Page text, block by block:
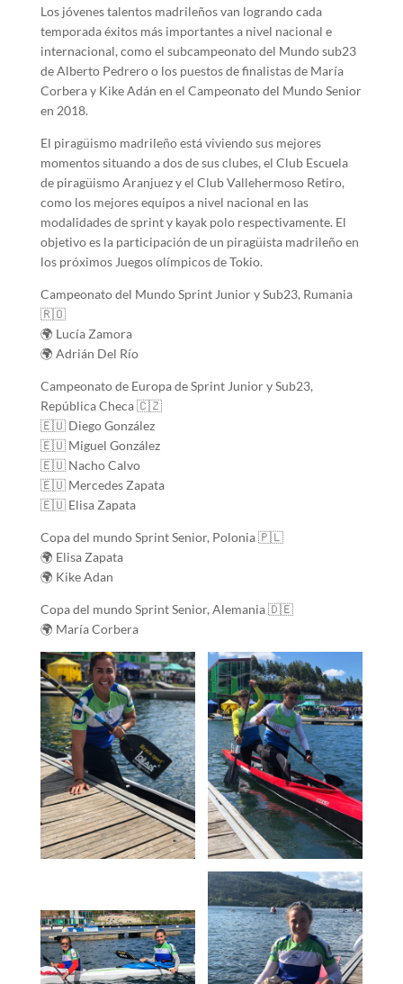
Los jóvenes talentos madrileños van logrando cada
temporada éxitos más importantes a nivel nacional e
internacional, como el subcampeonato del Mundo sub23
de Alberto Pedrero o los puestos de finalistas de María
Corbera y Kike Adán en el Campeonato del Mundo Senior
en 2018.
El piragüismo madrileño está viviendo sus mejores
momentos situando a dos de sus clubes, el Club Escuela
de piragüismo Aranjuez y el Club Vallehermoso Retiro,
como los mejores equipos a nivel nacional en las
modalidades de sprint y kayak polo respectivamente. El
objetivo es la participación de un piragüista madrileño en
los próximos Juegos olímpicos de Tokio.
Campeonato del Mundo Sprint Junior y Sub23, Rumania
🇷🇴
🌍 Lucía Zamora
🌍 Adrián Del Río
Campeonato de Europa de Sprint Junior y Sub23,
República Checa 🇨🇿
🇪🇺 Diego González
🇪🇺 Miguel González
🇪🇺 Nacho Calvo
🇪🇺 Mercedes Zapata
🇪🇺 Elisa Zapata
Copa del mundo Sprint Senior, Polonia 🇵🇱
🌍 Elisa Zapata
🌍 Kike Adan
Copa del mundo Sprint Senior, Alemania 🇩🇪
🌍 María Corbera